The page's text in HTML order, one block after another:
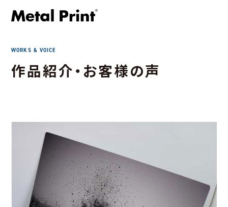
作品紹介・お客様の声
WORKS & VOICE